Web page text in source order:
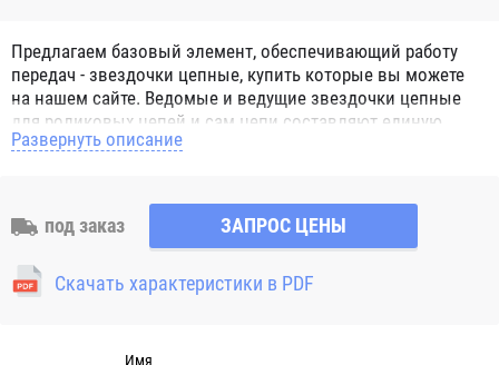
Предлагаем базовый элемент, обеспечивающий работу
передач - звездочки цепные, купить которые вы можете
на нашем сайте. Ведомые и ведущие звездочки цепные
для роликовых цепей и сам цепи составляют единую
систему, способную справиться с мощными нагрузками.
вала. Норматив, определяющий характеристики и
параметры, согласно которым изготавливаются
звездочки цепные – ГОСТ 13576-81, а для цепей втулочных
и роликовых - ГОСТ 591-69. Выпускаются следующие
многозубые; без ступицы; под втулку; Натяжные. Число
Развернуть описание
под заказ ЗАПРОС ЦЕНЫ
Скачать характеристики в PDF
Имя